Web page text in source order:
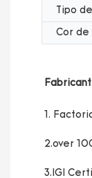
Tipo
Cor de